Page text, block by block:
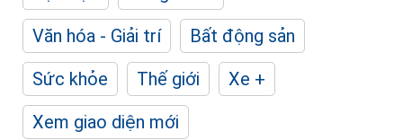
Văn hóa - Giải trí
Bất động sản
Sức khỏe
Thế giới
Xe +
Xem giao diện mới